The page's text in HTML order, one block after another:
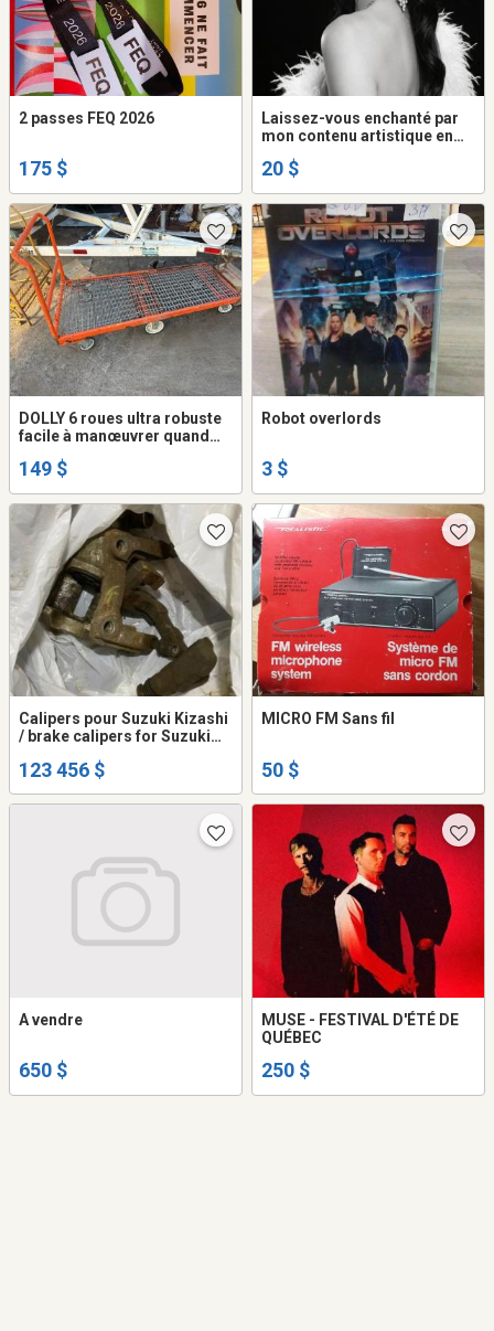
2 passes FEQ 2026
175 $
Laissez-vous enchanté par
mon contenu artistique en
multi-disciplinaire du milieux
20 $
DOLLY 6 roues ultra robuste
facile à manœuvrer quand
toute surface aubaine 149$
mit dessus un
149 $
Robot overlords
3 $
Calipers pour Suzuki Kizashi
/ brake calipers for Suzuki
123 456 $
MICRO FM Sans fil
50 $
A vendre
650 $
MUSE - FESTIVAL D'ÉTÉ DE
QUÉBEC
250 $